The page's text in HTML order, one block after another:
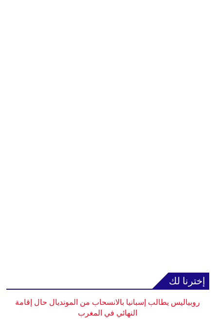
إخترنا لك
روبياليس يطالب إسبانيا بالانسحاب من المونديال حال إقامة
النهائي في المغرب